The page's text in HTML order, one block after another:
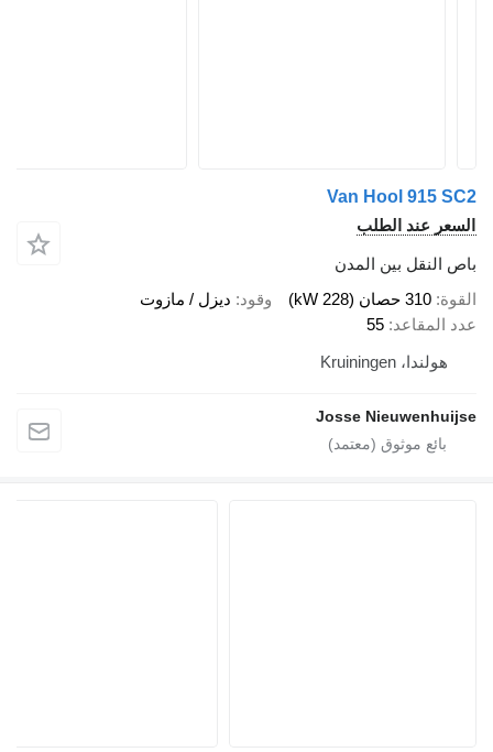
Van Hool 915 SC2
السعر عند الطلب
باص النقل بين المدن
القوة 310 حصان (228 kW) وقود ديزل / مازوت
عدد المقاعد 55
هولندا، Kruiningen
Josse Nieuwenhuijse